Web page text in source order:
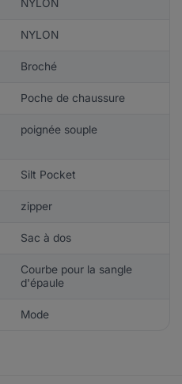
NYLON
NYLON
Broché
Poche de chaussure
poignée souple
Silt Pocket
zipper
Sac à dos
Courbe pour la sangle
d'épaule
Mode